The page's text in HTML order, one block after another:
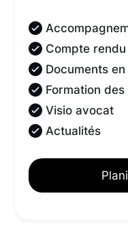
Compte
Documents
Formation des
Visio avocat
Actualités